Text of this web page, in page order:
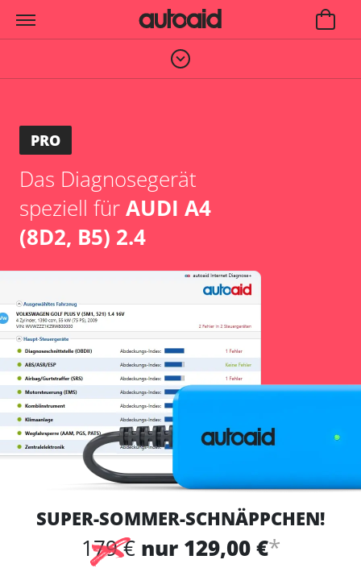
PRO
Das Diagnosegerät
speziell fürAUDI A4
(8D2, B5) 2.4
SUPER-SOMMER-SCHNÄPPCHEN!
179 € nur 129,00 €*